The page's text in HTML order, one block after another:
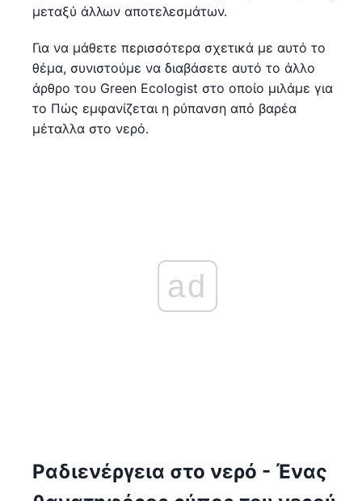
μεταξύ άλλων αποτελεσμάτων.
Για να μάθετε περισσότερα σχετικά με αυτό το
θέμα, συνιστούμε να διαβάσετε αυτό το άλλο
άρθρο του Green Ecologist στο οποίο μιλάμε για
το Πώς εμφανίζεται η ρύπανση από βαρέα
μέταλλα στο νερό.
ad
Ραδιενέργεια στο νερό - Ένας